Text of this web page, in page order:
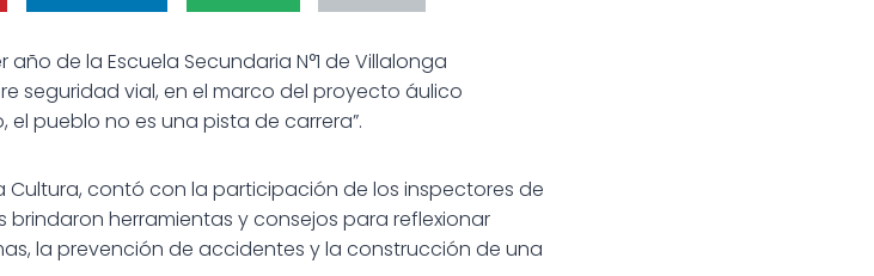
de la Escuela Secundaria N°1 de Villalonga
seguridad vial, en el marco del proyecto áulico
pueblo no es una pista de carrera”.
Cultura, contó con la participación de los inspectores de
herramientas y consejos para reflexionar
la prevención de accidentes y la construcción de una